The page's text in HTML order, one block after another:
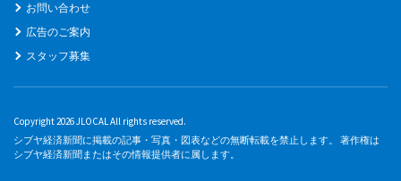
お問い合わせ
広告のご案内
スタッフ募集
Copyright 2026 JLOCAL All rights reserved.
シブヤ経済新聞に掲載の記事・写真・図表などの無断転載を禁止します。 著作権は
シブヤ経済新聞またはその情報提供者に属します。